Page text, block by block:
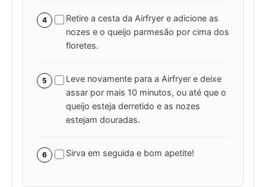
4
Retire a cesta da Airfryer e adicione as
nozes e o queijo parmesão por cima dos
floretes.
5
Leve novamente para a Airfryer e deixe
assar por mais 10 minutos, ou até que o
queijo esteja derretido e as nozes
estejam douradas.
6 Sirva em seguida e bom apetite!